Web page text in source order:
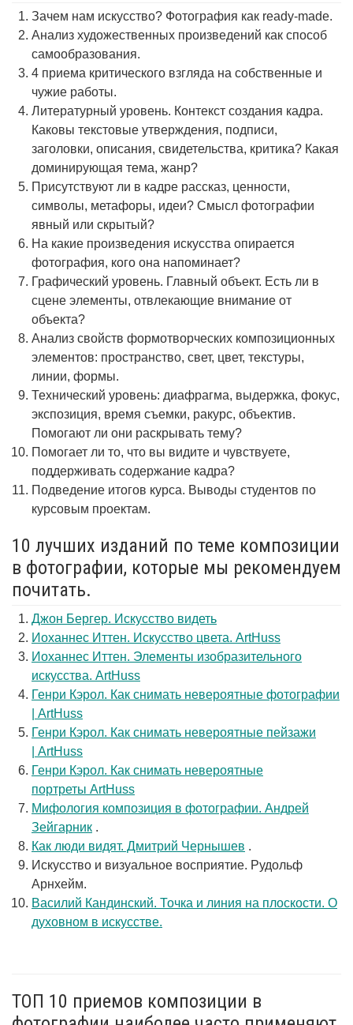
Зачем нам искусство? Фотография как ready-made.
Анализ художественных произведений как способ
самообразования.
4 приема критического взгляда на собственные и
чужие работы.
Литературный уровень. Контекст создания кадра.
Каковы текстовые утверждения, подписи,
заголовки, описания, свидетельства, критика? Какая
доминирующая тема, жанр?
Присутствуют ли в кадре рассказ, ценности,
символы, метафоры, идеи? Смысл фотографии
явный или скрытый?
На какие произведения искусства опирается
фотография, кого она напоминает?
Графический уровень. Главный объект. Есть ли в
сцене элементы, отвлекающие внимание от
объекта?
Анализ свойств формотворческих композиционных
элементов: пространство, свет, цвет, текстуры,
линии, формы.
Технический уровень: диафрагма, выдержка, фокус,
экспозиция, время съемки, ракурс, объектив.
Помогают ли они раскрывать тему?
Помогает ли то, что вы видите и чувствуете,
поддерживать содержание кадра?
Подведение итогов курса. Выводы студентов по
курсовым проектам.
10 лучших изданий по теме композиции
в фотографии, которые мы рекомендуем
почитать.
Джон Бергер. Искусство видеть
Иоханнес Иттен. Искусство цвета. ArtHuss
Иоханнес Иттен. Элементы изобразительного
искусства. ArtHuss
Генри Кэрол. Как снимать невероятные фотографии
| ArtHuss
Генри Кэрол. Как снимать невероятные пейзажи
| ArtHuss
Генри Кэрол. Как снимать невероятные
портреты ArtHuss
Мифология композиция в фотографии. Андрей
Зейгарник .
Как люди видят. Дмитрий Чернышев .
Искусство и визуальное восприятие. Рудольф
Арнхейм.
Василий Кандинский. Точка и линия на плоскости. О
духовном в искусстве.
ТОП 10 приемов композиции в